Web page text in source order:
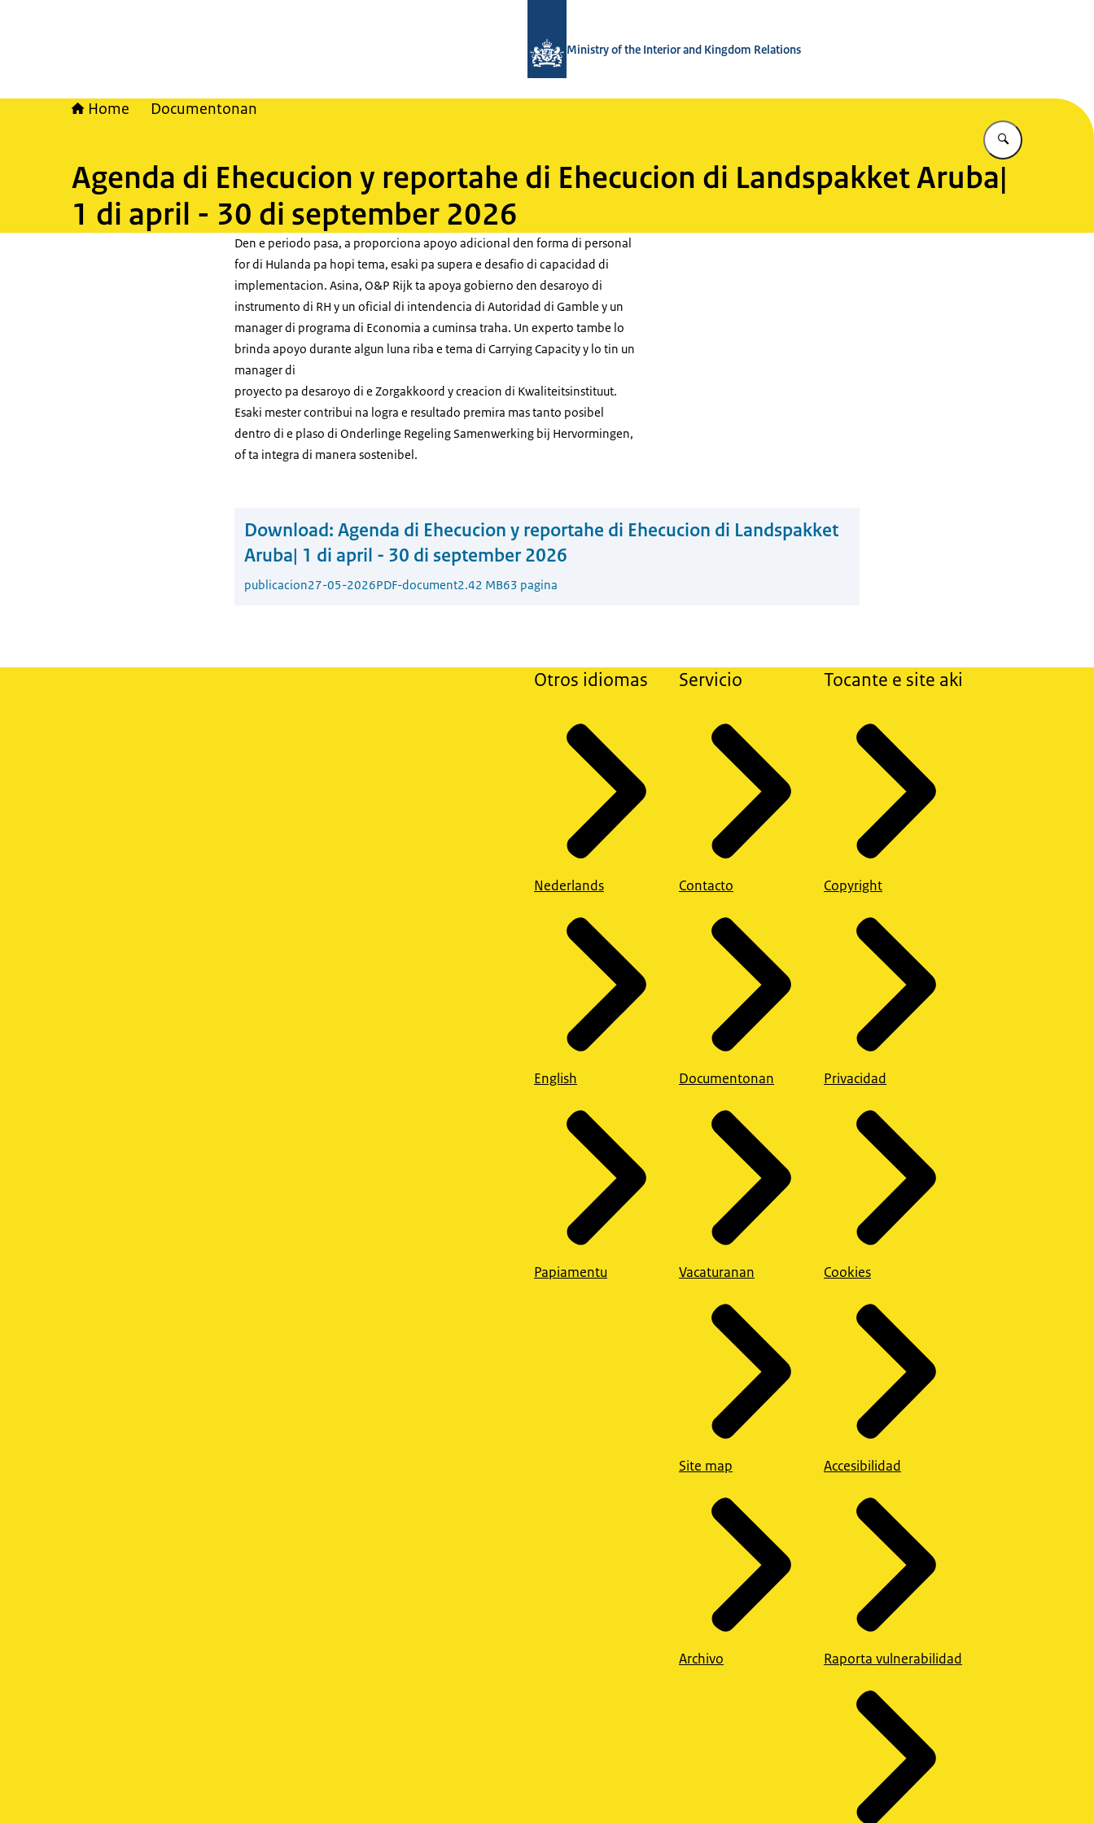
Ministry of the Interior and Kingdom Relations
Home Documentonan
Yena loke
Agenda di Ehecucion y reportahe di Ehecucion di Landspakket Aruba|
1 di april - 30 di september 2026
Den e periodo pasa, a proporciona apoyo adicional den forma di personal
for di Hulanda pa hopi tema, esaki pa supera e desafio di capacidad di
implementacion. Asina, O&P Rijk ta apoya gobierno den desaroyo di
instrumento di RH y un oficial di intendencia di Autoridad di Gamble y un
manager di programa di Economia a cuminsa traha. Un experto tambe lo
brinda apoyo durante algun luna riba e tema di Carrying Capacity y lo tin un
manager di
proyecto pa desaroyo di e Zorgakkoord y creacion di Kwaliteitsinstituut.
Esaki mester contribui na logra e resultado premira mas tanto posibel
dentro di e plaso di Onderlinge Regeling Samenwerking bij Hervormingen,
of ta integra di manera sostenibel.
Download: Agenda di Ehecucion y reportahe di Ehecucion di Landspakket
Aruba| 1 di april - 30 di september 2026
publicacion27-05-2026PDF-document2.42 MB63 pagina
Otros idiomas
Nederlands
English
Papiamentu
Servicio
Contacto
Documentonan
Vacaturanan
Site map
Archivo
Tocante e site aki
Copyright
Privacidad
Cookies
Accesibilidad
Raporta vulnerabilidad